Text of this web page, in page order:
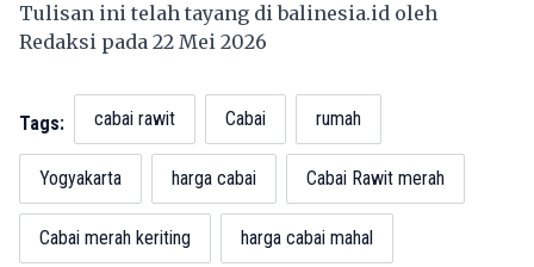
Tulisan ini telah tayang dibalinesia.id oleh
Redaksi pada 22 Mei 2026
Tags: cabai rawit Cabai rumah
Yogyakarta harga cabai Cabai Rawit merah
Cabai merah keriting harga cabai mahal